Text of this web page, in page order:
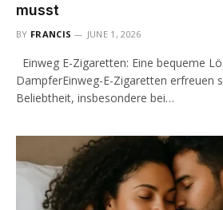
musst
BY FRANCIS JUNE 1, 2026
Einweg E-Zigaretten: Eine bequeme
DampferEinweg-E-Zigaretten erfreuen
Beliebtheit, insbesondere bei…